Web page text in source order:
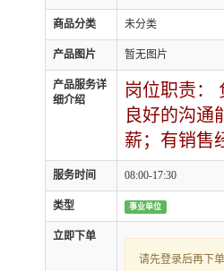
商品分类 未分类
产品图片 暂无图片
产品服务详
细介绍
岗位职责：
良好的沟通
薪；有销售
服务时间 08:00-17:30
类型 事业单位
立即下单
请先登录后再下单